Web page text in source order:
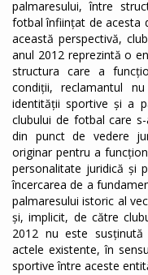
palmaresului, între
fotbal înființat de acesta
această perspectivă,
anul 2012 reprezintă o
structura care a
condiții, reclamantul
identității sportive și a
clubului de fotbal care
din punct de vedere
originar pentru a
personalitate juridică și
încercarea de a
palmaresului istoric al
și, implicit, de către
2012 nu este
actele existente, în
sportive între aceste